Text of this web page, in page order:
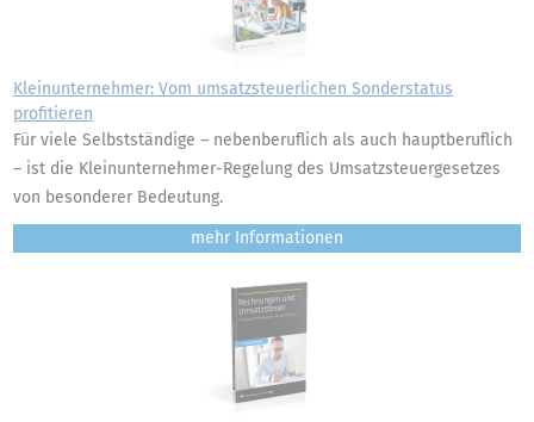
Kleinunternehmer: Vom umsatzsteuerlichen Sonderstatus
profitieren
Für viele Selbstständige – nebenberuflich als auch hauptberuflich
– ist die Kleinunternehmer-Regelung des Umsatzsteuergesetzes
von besonderer Bedeutung.
mehr